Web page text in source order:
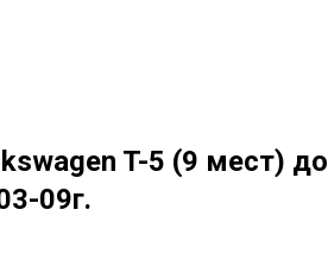
T-5 (9 мест) до
09г.